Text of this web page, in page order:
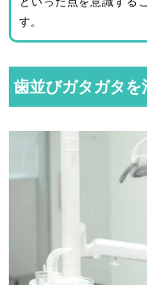
す。
歯並びガタガタを